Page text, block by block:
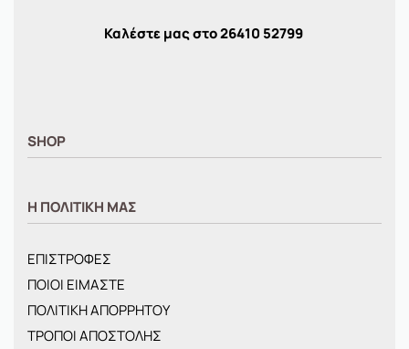
Καλέστε μας στο26410 52799
SHOP
ΓΥΝΑΙΚΕΙΑ
BRANDS
ΝΕΕΣ ΑΦΙΞΕΙΣ
OFFERS
ΤΣΑΝΤΕΣ
Η ΠΟΛΙΤΙΚΗ ΜΑΣ
ΕΠΙΣΤΡΟΦΕΣ
ΠΟΙΟΙ ΕΙΜΑΣΤΕ
ΠΟΛΙΤΙΚΗ ΑΠΟΡΡΗΤΟΥ
ΤΡΟΠΟΙ ΑΠΟΣΤΟΛΗΣ